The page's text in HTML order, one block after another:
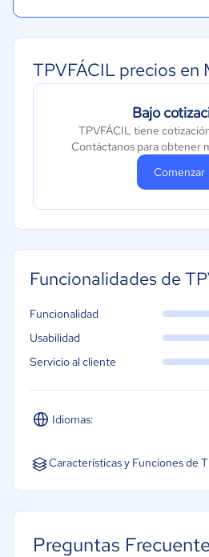
TPVFÁCIL precios en
Bajo
TPVFÁCIL tiene
Contáctanos para obtener
Comenzar
Funcionalidades de
Idiomas:
Inglés
Funcionalidad
Usabilidad
Servicio al cliente
Características y Funciones de
Fidelización de clientes
Preguntas